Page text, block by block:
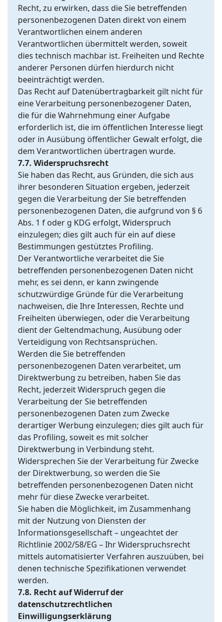
Recht, zu erwirken, dass die Sie betreffenden
personenbezogenen Daten direkt von einem
Verantwortlichen einem anderen
Verantwortlichen übermittelt werden, soweit
dies technisch machbar ist. Freiheiten und Rechte
anderer Personen dürfen hierdurch nicht
beeinträchtigt werden.
Das Recht auf Datenübertragbarkeit gilt nicht für
eine Verarbeitung personenbezogener Daten,
die für die Wahrnehmung einer Aufgabe
erforderlich ist, die im öffentlichen Interesse liegt
oder in Ausübung öffentlicher Gewalt erfolgt, die
dem Verantwortlichen übertragen wurde.
7.7. Widerspruchsrecht
Sie haben das Recht, aus Gründen, die sich aus
ihrer besonderen Situation ergeben, jederzeit
gegen die Verarbeitung der Sie betreffenden
personenbezogenen Daten, die aufgrund von § 6
Abs. 1 f oder g KDG erfolgt, Widerspruch
einzulegen; dies gilt auch für ein auf diese
Bestimmungen gestütztes Profiling.
Der Verantwortliche verarbeitet die Sie
betreffenden personenbezogenen Daten nicht
mehr, es sei denn, er kann zwingende
schutzwürdige Gründe für die Verarbeitung
nachweisen, die Ihre Interessen, Rechte und
Freiheiten überwiegen, oder die Verarbeitung
dient der Geltendmachung, Ausübung oder
Verteidigung von Rechtsansprüchen.
Werden die Sie betreffenden
personenbezogenen Daten verarbeitet, um
Direktwerbung zu betreiben, haben Sie das
Recht, jederzeit Widerspruch gegen die
Verarbeitung der Sie betreffenden
personenbezogenen Daten zum Zwecke
derartiger Werbung einzulegen; dies gilt auch für
das Profiling, soweit es mit solcher
Direktwerbung in Verbindung steht.
Widersprechen Sie der Verarbeitung für Zwecke
der Direktwerbung, so werden die Sie
betreffenden personenbezogenen Daten nicht
mehr für diese Zwecke verarbeitet.
Sie haben die Möglichkeit, im Zusammenhang
mit der Nutzung von Diensten der
Informationsgesellschaft – ungeachtet der
Richtlinie 2002/58/EG – Ihr Widerspruchsrecht
mittels automatisierter Verfahren auszuüben, bei
denen technische Spezifikationen verwendet
werden.
7.8. Recht auf Widerruf der
datenschutzrechtlichen
Einwilligungserklärung